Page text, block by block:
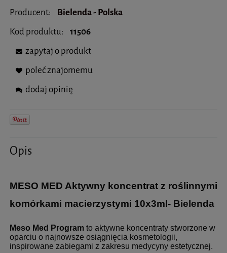
Producent:
Bielenda - Polska
Kod produktu:
11506
zapytaj o produkt
poleć znajomemu
dodaj opinię
Opis
MESO MED Aktywny koncentrat z roślinnymi
komórkami macierzystymi 10x3ml- Bielenda
Meso Med Program to aktywne koncentraty stworzone w
oparciu o najnowsze osiągnięcia kosmetologii,
inspirowane zabiegami z zakresu medycyny estetycznej.